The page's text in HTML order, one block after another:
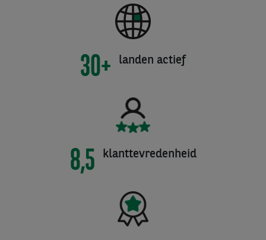
30+ landen actief
8,5 klanttevredenheid